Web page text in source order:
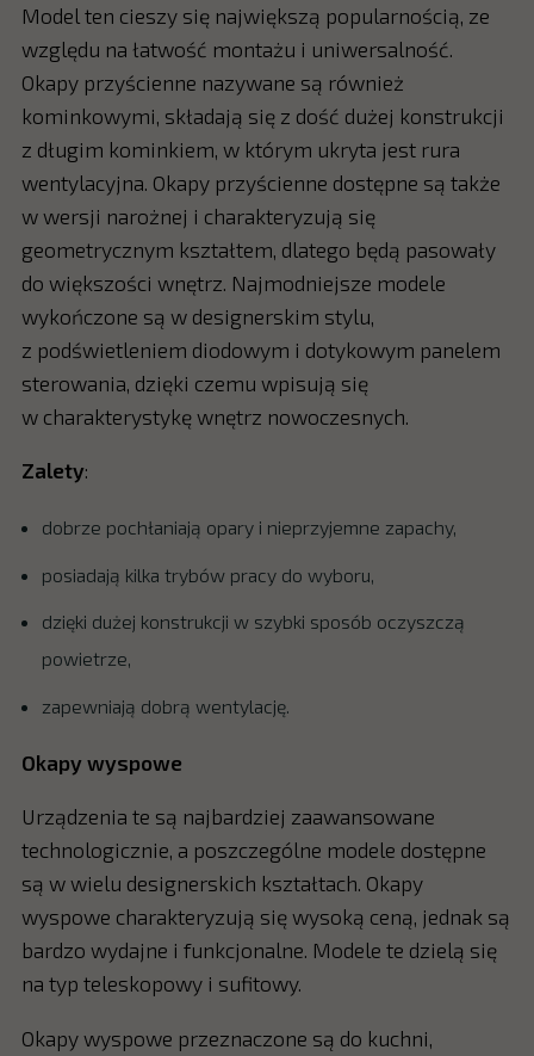
Model ten cieszy się największą popularnością, ze
względu na łatwość montażu i uniwersalność.
Okapy przyścienne nazywane są również
kominkowymi, składają się z dość dużej konstrukcji
z długim kominkiem, w którym ukryta jest rura
wentylacyjna. Okapy przyścienne dostępne są także
w wersji narożnej i charakteryzują się
geometrycznym kształtem, dlatego będą pasowały
do większości wnętrz. Najmodniejsze modele
wykończone są w designerskim stylu,
z podświetleniem diodowym i dotykowym panelem
sterowania, dzięki czemu wpisują się
w charakterystykę wnętrz nowoczesnych.
Zalety:
dobrze pochłaniają opary i nieprzyjemne zapachy,
posiadają kilka trybów pracy do wyboru,
dzięki dużej konstrukcji w szybki sposób oczyszczą
powietrze,
zapewniają dobrą wentylację.
Okapy wyspowe
Urządzenia te są najbardziej zaawansowane
technologicznie, a poszczególne modele dostępne
są w wielu designerskich kształtach. Okapy
wyspowe charakteryzują się wysoką ceną, jednak są
bardzo wydajne i funkcjonalne. Modele te dzielą się
na typ teleskopowy i sufitowy.
Okapy wyspowe przeznaczone są do kuchni,